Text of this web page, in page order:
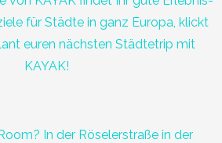
für Städte in ganz Europa, klickt
euren nächsten Städtetrip mit
KAYAK!
In der Röselerstraße in der